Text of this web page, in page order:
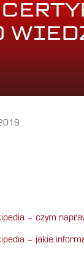
– czym
– jakie